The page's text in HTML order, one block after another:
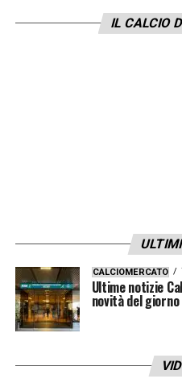
IL CALCIO
CALCIOMERCATO
Ultime notizie
novità del giorno